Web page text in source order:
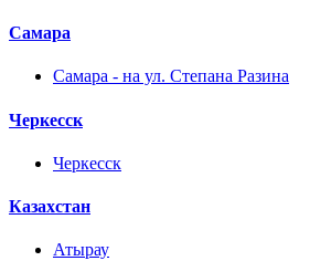
Самара
Самара - на ул. Степана Разина
Черкесск
Черкесск
Казахстан
Атырау